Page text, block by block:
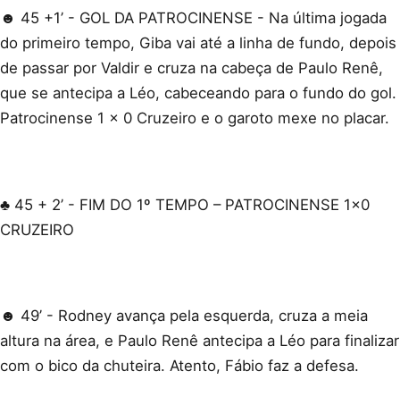
☻ 45 +1’ - GOL DA PATROCINENSE - Na última jogada
do primeiro tempo, Giba vai até a linha de fundo, depois
de passar por Valdir e cruza na cabeça de Paulo Renê,
que se antecipa a Léo, cabeceando para o fundo do gol.
Patrocinense 1 x 0 Cruzeiro e o garoto mexe no placar.
♣ 45 + 2’ - FIM DO 1º TEMPO – PATROCINENSE 1x0
CRUZEIRO
☻ 49’ - Rodney avança pela esquerda, cruza a meia
altura na área, e Paulo Renê antecipa a Léo para finalizar
com o bico da chuteira. Atento, Fábio faz a defesa.